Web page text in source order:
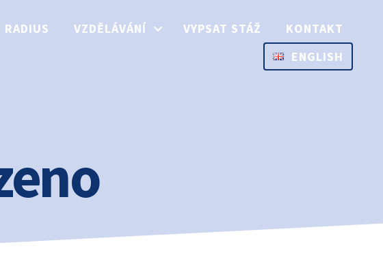
RADIUS VZDĚLÁVÁNÍ VYPSAT STÁŽ
KONTAKT
ENGLISH